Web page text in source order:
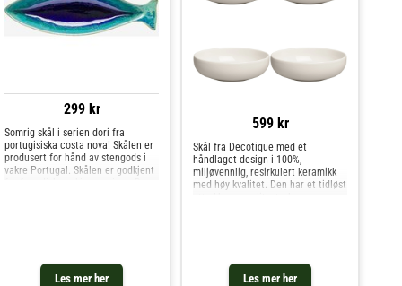
299 kr
Les mer her
Somrig skål i serien dori fra
portugisiska costa nova! Skålen er
produsert for hånd av stengods i
vakre Portugal. Skålen er godkjent
599 kr
Les mer her
Skål fra Decotique med et
håndlaget design i 100%,
miljøvennlig, resirkulert keramikk
med høy kvalitet. Den har et tidløst
unik på grunn av dens håndlagede